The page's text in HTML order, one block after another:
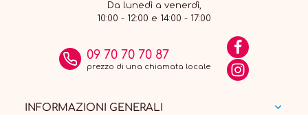
Da lunedì a venerdì,
10:00 - 12:00 e 14:00 - 17:00
09 70 70 70 87
prezzo di una chiamata locale
INFORMAZIONI GENERALI